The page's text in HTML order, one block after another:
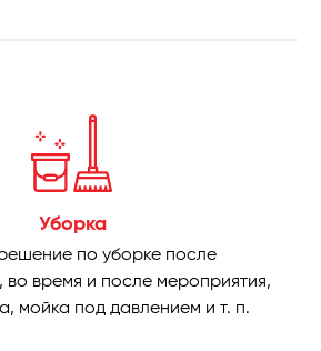
Уборка
по уборке после
во время и после мероприятия,
мойка под давлением и т. п.